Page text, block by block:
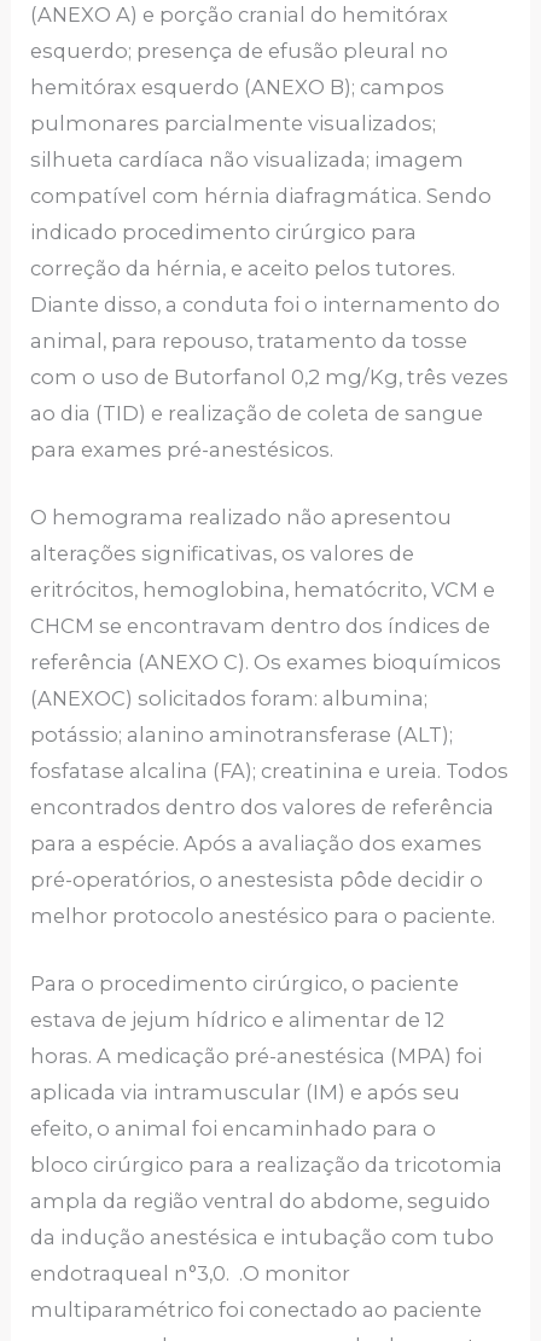
(ANEXO A) e porção cranial do hemitórax
esquerdo; presença de efusão pleural no
hemitórax esquerdo (ANEXO B); campos
pulmonares parcialmente visualizados;
silhueta cardíaca não visualizada; imagem
compatível com hérnia diafragmática. Sendo
indicado procedimento cirúrgico para
correção da hérnia, e aceito pelos tutores.
Diante disso, a conduta foi o internamento do
animal, para repouso, tratamento da tosse
com o uso de Butorfanol 0,2 mg/Kg, três vezes
ao dia (TID) e realização de coleta de sangue
para exames pré-anestésicos.
O hemograma realizado não apresentou
alterações significativas, os valores de
eritrócitos, hemoglobina, hematócrito, VCM e
CHCM se encontravam dentro dos índices de
referência (ANEXO C). Os exames bioquímicos
(ANEXOC) solicitados foram: albumina;
potássio; alanino aminotransferase (ALT);
fosfatase alcalina (FA); creatinina e ureia. Todos
encontrados dentro dos valores de referência
para a espécie. Após a avaliação dos exames
pré-operatórios, o anestesista pôde decidir o
melhor protocolo anestésico para o paciente.
Para o procedimento cirúrgico, o paciente
estava de jejum hídrico e alimentar de 12
horas. A medicação pré-anestésica (MPA) foi
aplicada via intramuscular (IM) e após seu
efeito, o animal foi encaminhado para o
bloco cirúrgico para a realização da tricotomia
ampla da região ventral do abdome, seguido
da indução anestésica e intubação com tubo
endotraqueal n°3,0. .O monitor
multiparamétrico foi conectado ao paciente